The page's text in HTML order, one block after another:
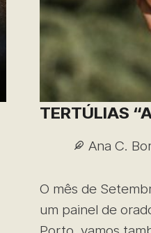
TERTÚLIAS
Ana C.
O mês de
um painel de